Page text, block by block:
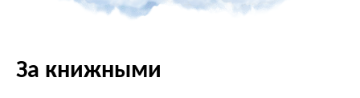
За книжными